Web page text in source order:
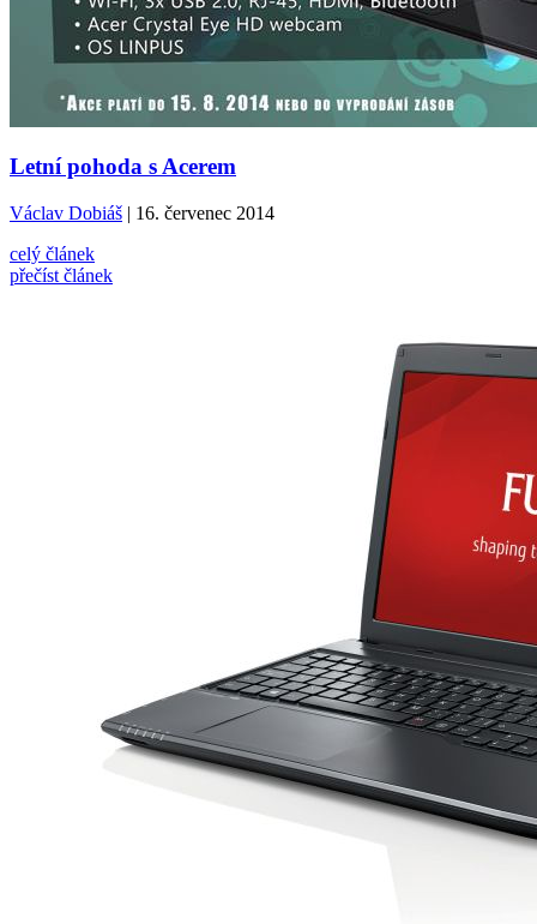
Letní pohoda s Acerem
Václav Dobiáš | 16. červenec 2014
celý článek
přečíst článek